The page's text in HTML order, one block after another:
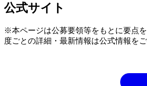
公式サイト
※本ページは公募要領等をもとに要点
度ごとの詳細・最新情報は公式情報をご